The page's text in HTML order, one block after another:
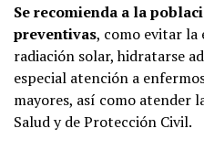
Se recomienda a la
preventivas, como evitar la
radiación solar, hidratarse
especial atención a
mayores, así como atender
Salud y de Protección Civil.